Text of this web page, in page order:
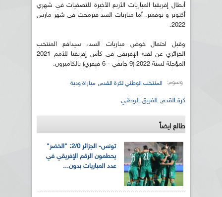
أبطال إفريقيا المباريات الأربع الأخيرة للتصفيات في شهري
أكتوبر و نوفمبر. أما مباريات السد فبرمجت في شهر مارس
2022.
وقبل احتمال خوض مباريات السد، سيدافع المنتخب
الجزائري عن لقبه الإفريقي في كأس إفريقيا للأمم 2021
المؤجلة لسنة 2022 (9 جانفي - 6 فيفري) بالكاميرون.
وسوم: المنتخب الوطني لكرة القدم, مباراة ودية
كرة القدم, الفريق الوطني
طالع ايضاً
تونس- الجزائر 2/0: "الخضر"
يحطمون الرقم الإفريقي في
عدد المباريات بدون...